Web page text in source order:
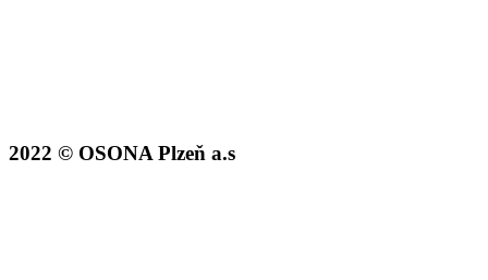
2022 © OSONA Plzeň a.s